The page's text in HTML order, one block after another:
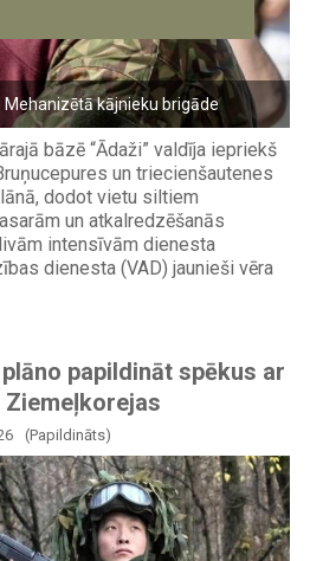
Mehanizētā kājnieku brigāde
bāzē “Ādaži” valdīja iepriekš
un triecienšautenes
dodot vietu siltiem
un atkalredzēšanās
intensīvām dienesta
dienesta (VAD) jaunieši vēra
papildināt spēkus ar
Ziemeļkorejas
(Papildināts)